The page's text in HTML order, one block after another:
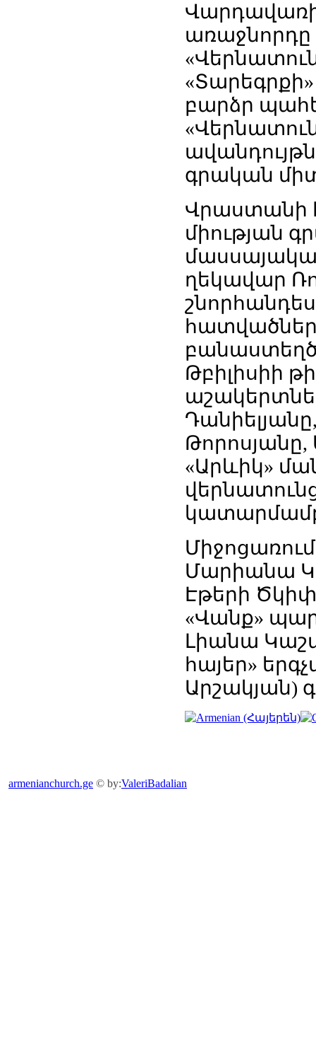
առաջնորդը
բարձր
գրական
Վրաստանի
միության
ղեկավար
Թբիլիսիի
Թորոսյանը,
«Արևիկ»
կատարմամբ
Մարիանա
Էթերի
«Վանք»
Լիանա
հայեր»
Արշակյան)
armenianchurch.ge © by:ValeriBadalian